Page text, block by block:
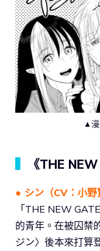
▲漫
《THE
● シン（CV：小野
「THE NEW
的青年。在被囚禁
ジン〉後本來打算